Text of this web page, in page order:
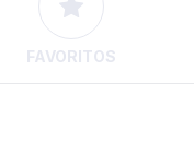
FAVORITOS